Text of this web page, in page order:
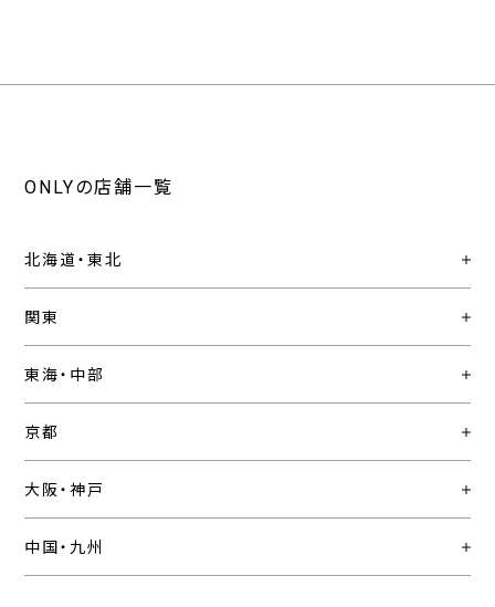
ONLYの店舗一覧
北海道・東北
関東
東海・中部
京都
大阪・神戸
中国・九州